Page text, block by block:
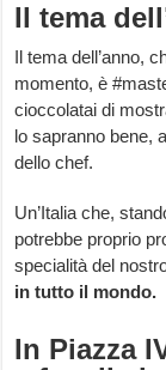
Il tema
Il tema dell’anno,
momento, è
cioccolatai di
lo sapranno bene,
dello chef.
Un’Italia che,
potrebbe proprio
specialità del
in tutto il mondo.
In Piazza